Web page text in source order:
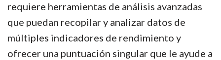
requiere herramientas de análisis avanzadas
que puedan recopilar y analizar datos de
múltiples indicadores de rendimiento y
ofrecer una puntuación singular que le ayude a